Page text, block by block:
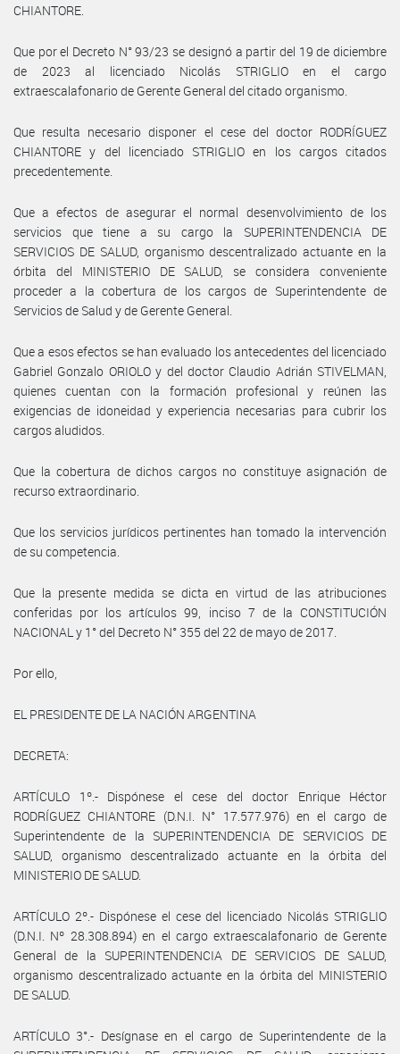
CHIANTORE.
Que por el Decreto N° 93/23 se designó a partir del 19 de diciembre
de 2023 al licenciado Nicolás STRIGLIO en el cargo
extraescalafonario de Gerente General del citado organismo.
Que resulta necesario disponer el cese del doctor RODRÍGUEZ
CHIANTORE y del licenciado STRIGLIO en los cargos citados
precedentemente.
Que a efectos de asegurar el normal desenvolvimiento de los
servicios que tiene a su cargo la SUPERINTENDENCIA DE
SERVICIOS DE SALUD, organismo descentralizado actuante en la
órbita del MINISTERIO DE SALUD, se considera conveniente
proceder a la cobertura de los cargos de Superintendente de
Servicios de Salud y de Gerente General.
Que a esos efectos se han evaluado los antecedentes del licenciado
Gabriel Gonzalo ORIOLO y del doctor Claudio Adrián STIVELMAN,
quienes cuentan con la formación profesional y reúnen las
exigencias de idoneidad y experiencia necesarias para cubrir los
cargos aludidos.
Que la cobertura de dichos cargos no constituye asignación de
recurso extraordinario.
Que los servicios jurídicos pertinentes han tomado la intervención
de su competencia.
Que la presente medida se dicta en virtud de las atribuciones
conferidas por los artículos 99, inciso 7 de la CONSTITUCIÓN
NACIONAL y 1° del Decreto N° 355 del 22 de mayo de 2017.
Por ello,
EL PRESIDENTE DE LA NACIÓN ARGENTINA
DECRETA:
ARTÍCULO 1º.- Dispónese el cese del doctor Enrique Héctor
RODRÍGUEZ CHIANTORE (D.N.I. N° 17.577.976) en el cargo de
Superintendente de la SUPERINTENDENCIA DE SERVICIOS DE
SALUD, organismo descentralizado actuante en la órbita del
MINISTERIO DE SALUD.
ARTÍCULO 2º.- Dispónese el cese del licenciado Nicolás STRIGLIO
(D.N.I. Nº 28.308.894) en el cargo extraescalafonario de Gerente
General de la SUPERINTENDENCIA DE SERVICIOS DE SALUD,
organismo descentralizado actuante en la órbita del MINISTERIO
DE SALUD.
ARTÍCULO 3°.- Desígnase en el cargo de Superintendente de la